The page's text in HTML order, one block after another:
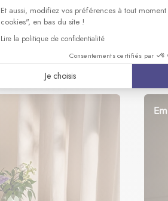
Et aussi, modifiez vos préférences à tout
cookies", en bas du site !
Lire la politique de confidentialité
Consentements certifiés par
Je choisis
El